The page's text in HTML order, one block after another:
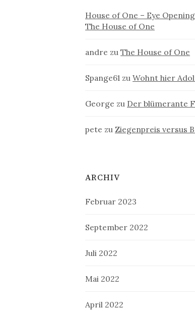
House of One – Eye
The House of One
andre zuThe House of One
Spange61 zuWohnt hier
George zu Der blümerante
pete zu Ziegenpreis versus
ARCHIV
Februar 2023
September 2022
Juli 2022
Mai 2022
April 2022